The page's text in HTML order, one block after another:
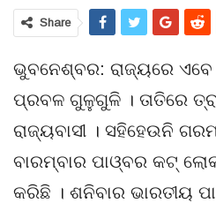
Share
ଭୁବନେଶ୍ବର: ରାଜ୍ୟରେ
ପ୍ରବଳ ଗୁଳୁଗୁଳି । ତାତିରେ
ରାଜ୍ୟବାସୀ । ସହିହେଉନି
ବାରମ୍ବାର ପାଓ୍ବର କଟ୍
କରିଛି । ଶନିବାର ଭାରତୀୟ